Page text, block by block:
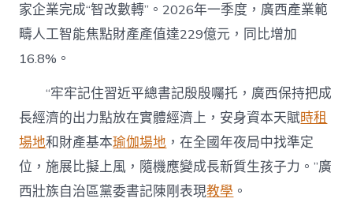
家企業完成“智改數轉”。2026年一季度，廣西產業範
疇人工智能焦點財產產值達229億元，同比增加
16.8%。
“牢牢記住習近平總書記殷殷囑托，廣西保持把成
長經濟的出力點放在實體經濟上，安身資本天賦時租
場地和財產基本瑜伽場地 ，在全國年夜局中找準定
位，施展比擬上風，隨機應變成長新質生孩子力。”廣
西壯族自治區黨委書記陳剛表現教學 。